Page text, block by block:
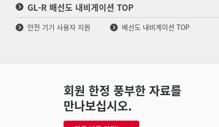
GL-R 배선도 내비게이션 TOP
안전 기기 사용자 지원 배선도 내비게이션 TOP
회원 한정 풍부한 자료를
만나보십시오.